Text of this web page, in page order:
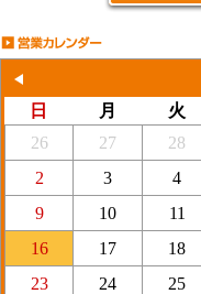
前
日
月 火
26
27 28
2
3 4
9
10 11
16
17 18
23
24 25